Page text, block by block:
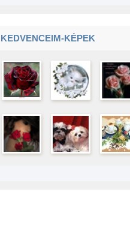
KEDVENCEIM-KÉPEK